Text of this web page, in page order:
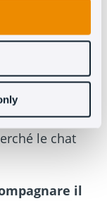
via di contatto
in tempo
è
le chat
il